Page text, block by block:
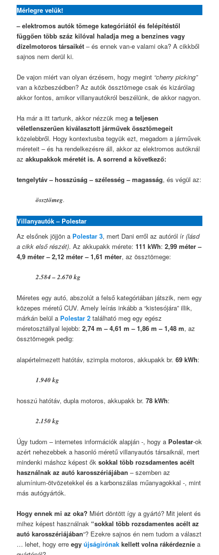
Mérlegre velük!
– elektromos autók tömege kategóriától és felépítéstől
függően több száz kilóval haladja meg a benzines vagy
dízelmotoros társaikét– és ennek van-e valami oka? A cikkből
sajnos nem derül ki.
De vajon miért van olyan érzésem, hogy megint “cherry picking”
van a közbeszédben? Az autók össztömege csak és kizárólag
akkor fontos, amikor villanyautókról beszélünk, de akkor nagyon.
Ha már a itt tartunk, akkor nézzük mega teljesen
véletlenszerűen kiválasztott járművek össztömegeit
közelebbről. Hogy kontextusba tegyük ezt, megadom a járművek
méreteit – és ha rendelkezésre áll, akkor az elektromos autóknál
azakkupakkok méretét is. A sorrend a következő:
tengelytáv – hosszúság – szélesség – magasság, és végül az:
össztömeg.
Villanyautók – Polestar
Az elsőnek jöjjön a Polestar 3, mert Dani erről az autóról ír(lásd
a cikk első részét). Az akkupakk mérete:111 kWh:2,99 méter –
4,9 méter – 2,12 méter – 1,61 méter, az össztömege:
2.584 – 2.670 kg
Méretes egy autó, abszolút a felső kategóriában játszik, nem egy
közepes méretű CUV. Amely leírás inkább a “kistesójára” illik,
márkán belül a Polestar 2 található meg egy egész
méretosztállyal lejebb:2,74 m – 4,61 m – 1,86 m – 1,48 m, az
össztömegek pedig:
alapértelmezett hatótáv, szimpla motoros, akkupakk br.69 kWh:
1.940 kg
hosszú hatótáv, dupla motoros, akkupakk br.78 kWh:
2.150 kg
Úgy tudom – internetes információk alapján -, hogy a Polestar-ok
azért nehezebbek a hasonló méretű villanyautós társaiknál, mert
mindenki máshoz képest őksokkal több rozsdamentes acélt
használnak az autó karosszériájában – szemben az
alumínium-ötvözetekkel és a karbonszálas műanyagokkal -, mint
más autógyártók.
Hogy ennek mi az oka? Miért döntött így a gyártó? Mit jelent és
mihez képest használnak “sokkal több rozsdamentes acélt az
autó karosszériájában“? Ezekre sajnos én nem tudom a választ
… lehet, hogy erreegyújságírónak kellett volna rákérdeznie a